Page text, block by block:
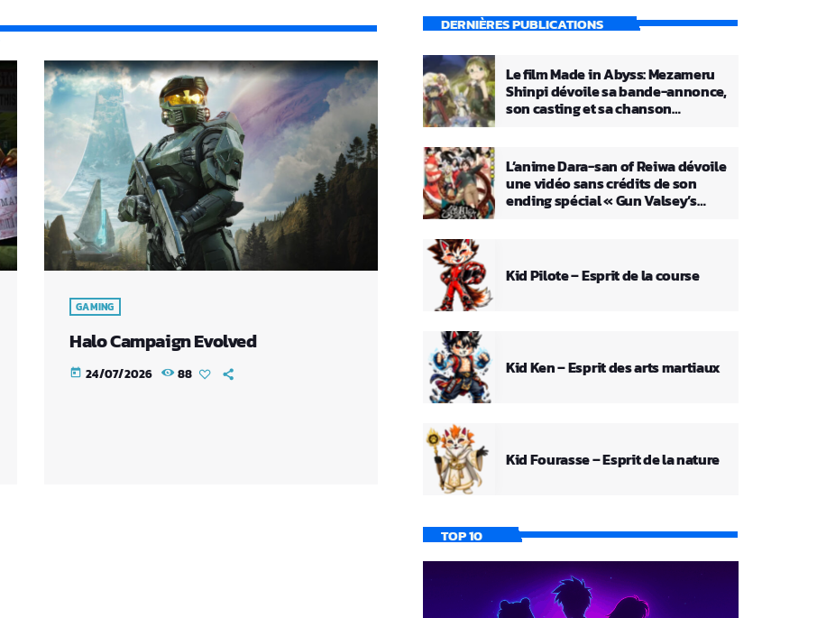
GAMING
Halo Campaign Evolved
today 24/07/2026 88
DERNIÈRES PUBLICATIONS
Le film Made in Abyss: Mezameru
Shinpi dévoile sa bande-annonce,
son casting et sa chanson
L’anime Dara-san of Reiwa dévoile
une vidéo sans crédits de son
ending spécial « Gun Valsey’s
Kid Pilote – Esprit de la course
Kid Ken – Esprit des arts martiaux
Kid Fourasse – Esprit de la nature
TOP 10